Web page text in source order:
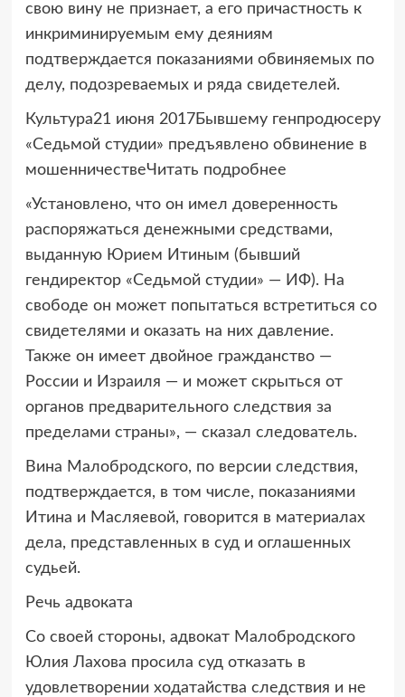
свою вину не признает, а его причастность к
инкриминируемым ему деяниям
подтверждается показаниями обвиняемых по
делу, подозреваемых и ряда свидетелей.
Культура21 июня 2017Бывшему генпродюсеру
«Седьмой студии» предъявлено обвинение в
мошенничествеЧитать подробнее
«Установлено, что он имел доверенность
распоряжаться денежными средствами,
выданную Юрием Итиным (бывший
гендиректор «Седьмой студии» — ИФ). На
свободе он может попытаться встретиться со
свидетелями и оказать на них давление.
Также он имеет двойное гражданство —
России и Израиля — и может скрыться от
органов предварительного следствия за
пределами страны», — сказал следователь.
Вина Малобродского, по версии следствия,
подтверждается, в том числе, показаниями
Итина и Масляевой, говорится в материалах
дела, представленных в суд и оглашенных
судьей.
Речь адвоката
Со своей стороны, адвокат Малобродского
Юлия Лахова просила суд отказать в
удовлетворении ходатайства следствия и не